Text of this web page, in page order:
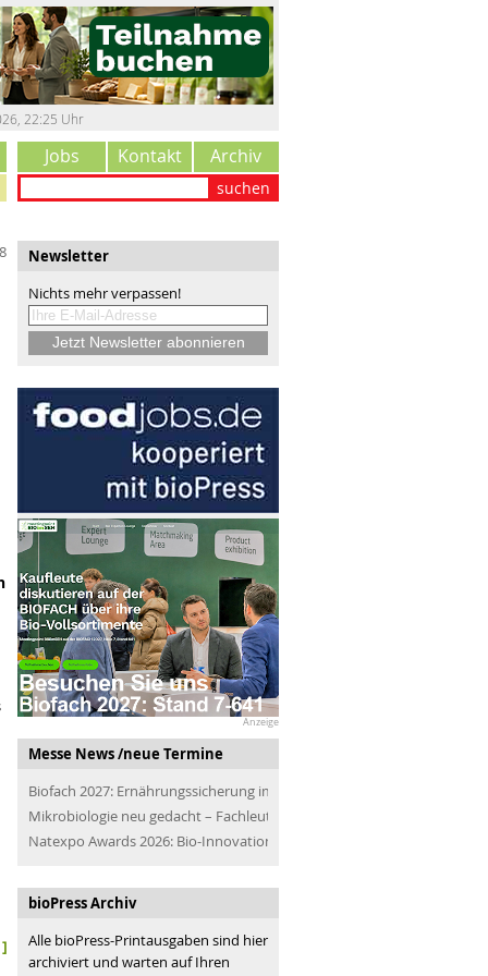
22:25 Uhr
Jobs Kontakt Archiv
suchen
]
Newsletter
Nichts mehr verpassen!
Anzeige
Messe News /neue Termine
Biofach 2027: Ernährungssicherung im Blick
Mikrobiologie neu gedacht – Fachleute der Branche treffen
Natexpo Awards 2026: Bio-Innovationen für alle
bioPress Archiv
Alle bioPress-Printausgaben sind hier
archiviert und warten auf Ihren